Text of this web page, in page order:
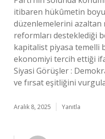
itibaren hükûmetin
düzenlemelerini azaltan
reformları desteklediği
kapitalist piyasa temelli
ekonomiyi tercih ettiği
Siyasi Görüşler :
ve fırsat eşitliğini
Aralık 8, 2025 Yanıtla